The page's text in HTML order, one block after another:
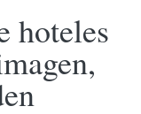
hoteles